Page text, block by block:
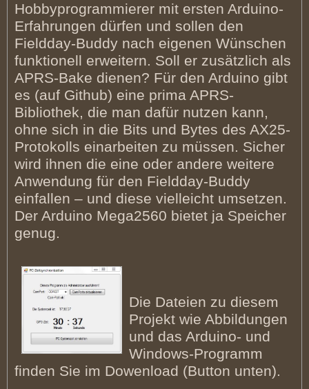
Hobbyprogrammierer mit ersten Arduino-
Erfahrungen dürfen und sollen den
Fieldday-Buddy nach eigenen Wünschen
funktionell erweitern. Soll er zusätzlich als
APRS-Bake dienen? Für den Arduino gibt
es (auf Github) eine prima APRS-
Bibliothek, die man dafür nutzen kann,
ohne sich in die Bits und Bytes des AX25-
Protokolls einarbeiten zu müssen. Sicher
wird ihnen die eine oder andere weitere
Anwendung für den Fieldday-Buddy
einfallen – und diese vielleicht umsetzen.
Der Arduino Mega2560 bietet ja Speicher
genug.
Die Dateien zu diesem
Projekt wie Abbildungen
und das Arduino- und
Windows-Programm
finden Sie im Dowenload (Button unten).